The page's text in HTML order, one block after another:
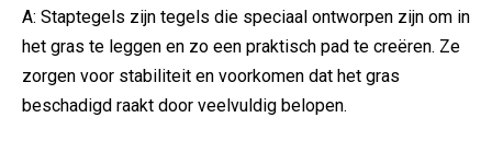
A: Staptegels zijn tegels ​die speciaal ontworpen ‌zijn om ⁢in
het gras te leggen ‍en zo een praktisch pad te creëren.⁤ Ze
zorgen voor stabiliteit en voorkomen dat het gras⁣
beschadigd raakt ⁣door veelvuldig belopen.